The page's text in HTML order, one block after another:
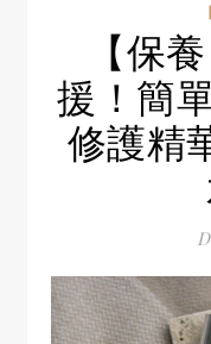
【保
援！簡
修護精